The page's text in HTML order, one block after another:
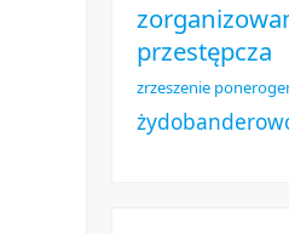
przestępcza
zrzeszenie